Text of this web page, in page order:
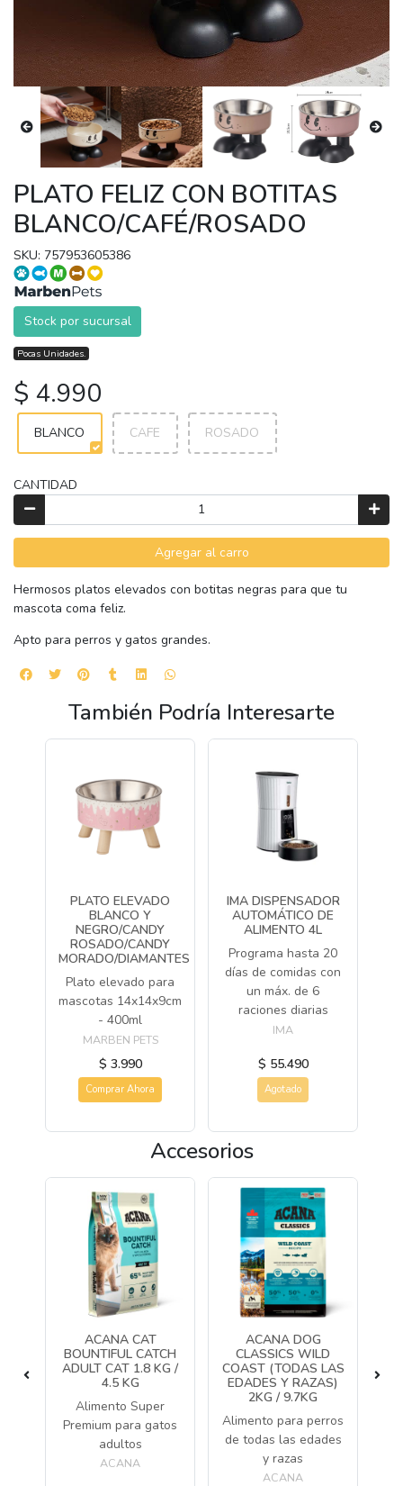
PLATO FELIZ CON BOTITAS
BLANCO/CAFÉ/ROSADO
SKU: 757953605386
Stock por sucursal
Pocas Unidades.
$ 4.990
BLANCO CAFE ROSADO
CANTIDAD
Agregar al carro
Hermosos platos elevados con botitas negras para que tu
mascota coma feliz.
Apto para perros y gatos grandes.
También Podría Interesarte
PLATO ELEVADO
BLANCO Y
NEGRO/CANDY
ROSADO/CANDY
MORADO/DIAMANTES
Plato elevado para
mascotas 14x14x9cm
- 400ml
MARBEN PETS
$ 3.990
Comprar Ahora
IMA DISPENSADOR
AUTOMÁTICO DE
ALIMENTO 4L
Programa hasta 20
días de comidas con
un máx. de 6
raciones diarias
IMA
$ 55.490
Agotado
Accesorios
ACANA CAT
BOUNTIFUL CATCH
ADULT CAT 1.8 KG /
4.5 KG
Alimento Super
Premium para gatos
adultos
ACANA
ACANA DOG
CLASSICS WILD
COAST (TODAS LAS
EDADES Y RAZAS)
2KG / 9.7KG
Alimento para perros
de todas las edades
y razas
ACANA